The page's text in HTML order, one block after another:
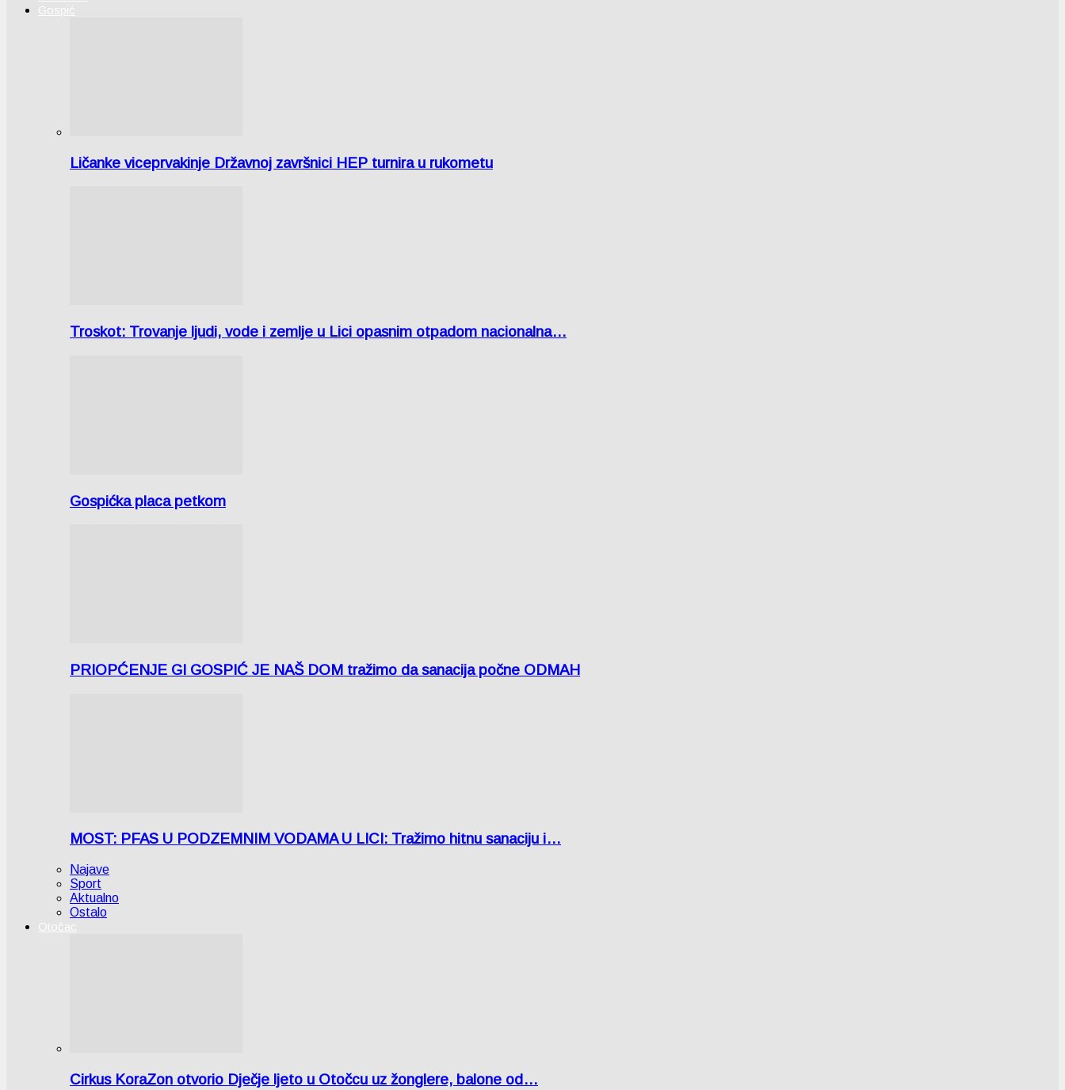
Gospić
Ličanke viceprvakinje Državnoj završnici HEP turnira u rukometu
Troskot: Trovanje ljudi, vode i zemlje u Lici opasnim otpadom nacionalna…
Gospićka placa petkom
PRIOPĆENJE GI GOSPIĆ JE NAŠ DOM tražimo da sanacija počne ODMAH
MOST: PFAS U PODZEMNIM VODAMA U LICI: Tražimo hitnu sanaciju i…
Najave
Sport
Aktualno
Ostalo
Otočac
Cirkus KoraZon otvorio Dječje ljeto u Otočcu uz žonglere, balone od…